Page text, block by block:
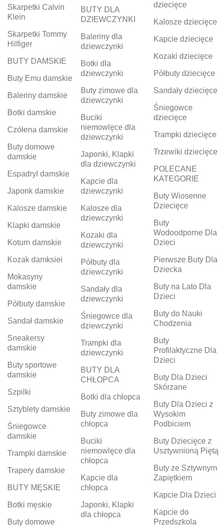
Skarpetki Calvin
Klein
Skarpetki Tommy
Hilfiger
BUTY DAMSKIE
Buty Emu damskie
Baleriny damskie
Botki damskie
Czółena damskie
Buty domowe
damskie
Espadryl damskie
Japonk damskie
Kalosze damskie
Klapki damskie
Koturn damskie
Kozak damksiei
Mokasyny
damskie
Półbuty damskie
Sandał damskie
Sneakersy
damskie
Buty sportowe
damskie
Szpilki
Sztyblety damskie
Śniegowce
damskie
Trampki damskie
Trapery damskie
BUTY MĘSKIE
Botki męskie
Buty domowe
BUTY DLA
DZIEWCZYNKI
Baleriny dla
dziewczynki
Botki dla
dziewczynki
Buty zimowe dla
dziewczynki
Buciki
niemowlęce dla
dziewczynki
Japonki, Klapki
dla dziewczynki
Kapcie dla
dziewczynki
Kalosze dla
dziewczynki
Kozaki dla
dziewczynki
Półbuty dla
dziewczynki
Sandały dla
dziewczynki
Śniegowce dla
dziewczynki
Trampki dla
dziewczynki
BUTY DLA
CHŁOPCA
Botki dla chłopca
Buty zimowe dla
chłopca
Buciki
niemowlęce dla
chłopca
Kapcie dla
chłopca
Japonki, Klapki
dla chłopca
dziecięce
Kalosze dziecięce
Kapcie dziecięce
Kozaki dziecięce
Półbuty dziecięce
Sandały dziecięce
Śniegowce
dziecięce
Trampki dziecięce
Trzewiki dziecięce
POLECANE
KATEGORIE
Buty Wiosenne
Dziecięce
Buty
Wodoodporne Dla
Dzieci
Pierwsze Buty Dla
Dziecka
Buty na Lato Dla
Dzieci
Buty do Nauki
Chodzenia
Buty
Profilaktyczne Dla
Dzieci
Buty Dla Dzieci
Skórzane
Buty Dla Dzieci z
Wysokim
Podbiciem
Buty Dziecięce z
Usztywnioną Piętą
Buty ze Sztywnym
Zapiętkiem
Kapcie Dla Dzieci
Kapcie do
Przedszkola